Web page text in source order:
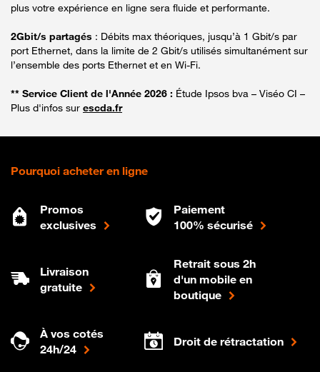
plus votre expérience en ligne sera fluide et performante.
2Gbit/s partagés : Débits max théoriques, jusqu’à 1 Gbit/s par
port Ethernet, dans la limite de 2 Gbit/s utilisés simultanément sur
l’ensemble des ports Ethernet et en Wi-Fi.
** Service Client de l'Année 2026 : Étude Ipsos bva – Viséo CI –
Plus d'infos sur escda.fr
Pourquoi acheter en ligne
Promos
exclusives
Paiement
100% sécurisé
Livraison
gratuite
Retrait sous 2h
d'un mobile en
boutique
À vos cotés
24h/24
Droit de rétractation